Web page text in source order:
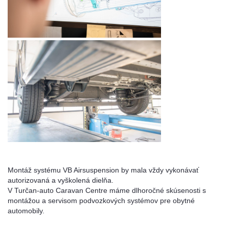
Montáž systému VB Airsuspension by mala vždy vykonávať
autorizovaná a vyškolená dielňa.
V Turčan-auto Caravan Centre máme dlhoročné skúsenosti s
montážou a servisom podvozkových systémov pre obytné
automobily.